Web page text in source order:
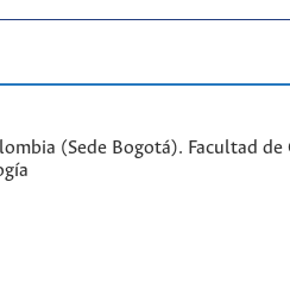
(Sede Bogotá). Facultad de